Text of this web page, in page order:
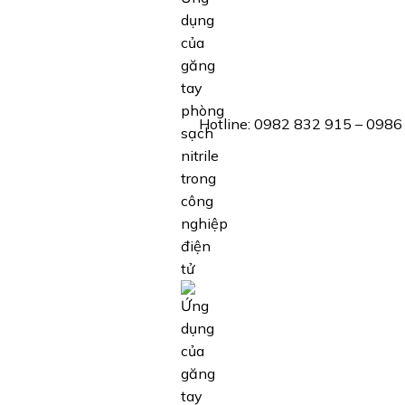
Hotline: 0982 832 915 –